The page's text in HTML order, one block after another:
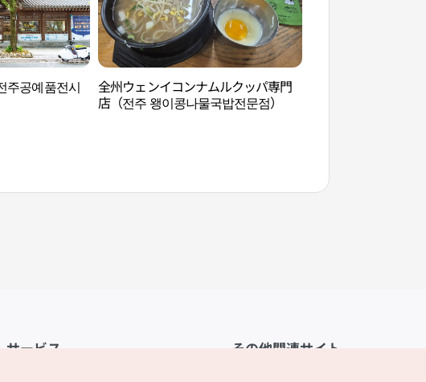
주공예품전시
全州ウェンイコンナムルクッパ専門
店（전주 왱이콩나물국밥전문점）
サービス その他関連サイト